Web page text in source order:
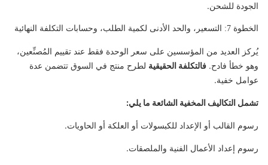
الجودة للشحن.
الخطوة 7: التسعير، والحد الأدنى لكمية الطلب، وحسابات التكلفة النهائية
يُركز العديد من المؤسسين على سعر الوحدة فقط عند تقييم المُصنِّعين،
وهو خطأ فادح. فالتكلفة الحقيقية لطرح منتج في السوق تتضمن عدة
عوامل خفية.
تشمل التكاليف المخفية الشائعة ما يلي:
رسوم القالب أو الإعداد للكبسولات أو العلكة أو الحاويات.
رسوم إعداد الأعمال الفنية والملصقات.